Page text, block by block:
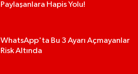
Paylaşanlara Hapis Yolu!
WhatsApp'ta Bu 3 Ayarı Açmayanlar
Risk Altında